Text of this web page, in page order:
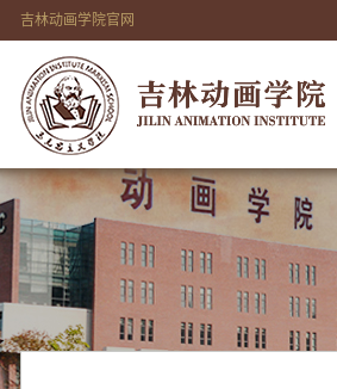
吉林动画学院官网